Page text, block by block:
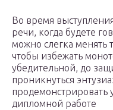
Во время
речи, когда будете
можно слегка менять
чтобы избежать
убедительной, до
проникнуться
продемонстрировать
дипломной работе